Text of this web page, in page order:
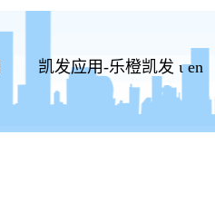
凯发应用-乐橙凯发 ιen